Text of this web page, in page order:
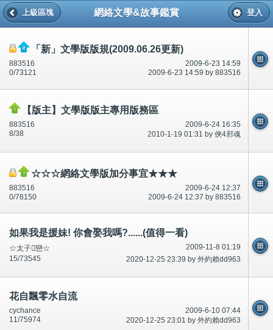
網絡文學&故事鑑賞
上級區塊 登入
「新」文學版版規(2009.06.26更新)
2009-6-23 14:59
883516
2009-6-23 14:59 by 883516
0/73121
【版主】文學版版主專用版務區
2009-6-24 16:35
883516
2010-1-19 01:31 by 俠4邪魂
8/38
☆☆☆網絡文學版加分事宜★★★
2009-6-24 12:37
883516
2009-6-24 12:37 by 883516
0/78150
如果我是援妹! 你會娶我嗎?......(值得一看)
2009-11-8 01:19
☆太子戀☆
2020-12-25 23:39 by 外約賴dd963
15/73545
花自飄零水自流
2009-6-10 07:44
cychance
2020-12-25 23:01 by 外約賴dd963
11/75974